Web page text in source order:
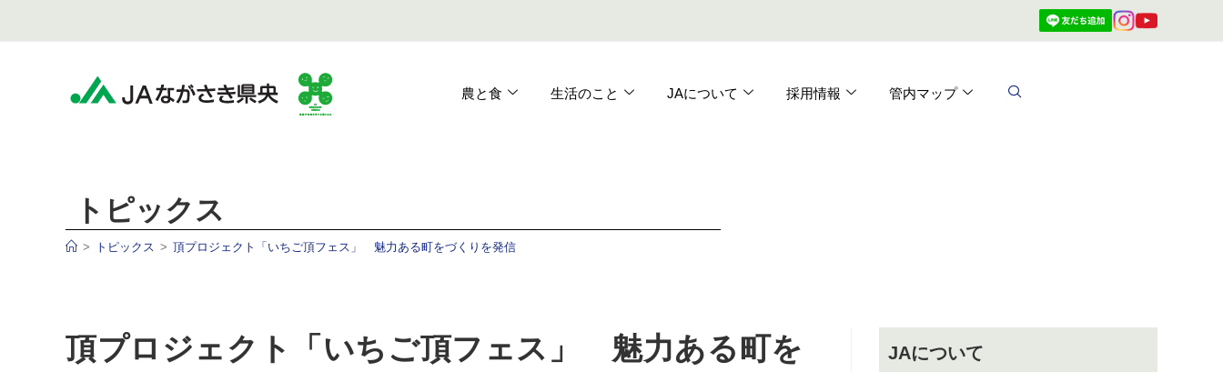
農と食 生活のこと JAについて 採用情報 管内マップ
トピックス
> トピックス > 頂プロジェクト「いちご頂フェス」 魅力ある町をづくりを発信
頂プロジェクト「いちご頂フェス」 魅力ある町を
JAについて